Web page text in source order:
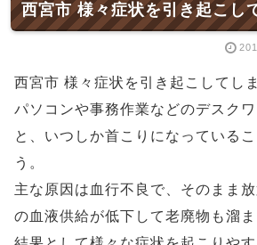
西宮市 様々症状を引き起こし
西宮市 様々症状を引き起こしてし
パソコンや事務作業などのデスク
と、いつしか首こりになっている
う。
主な原因は血行不良で、そのまま
の血液供給が低下して老廃物も溜